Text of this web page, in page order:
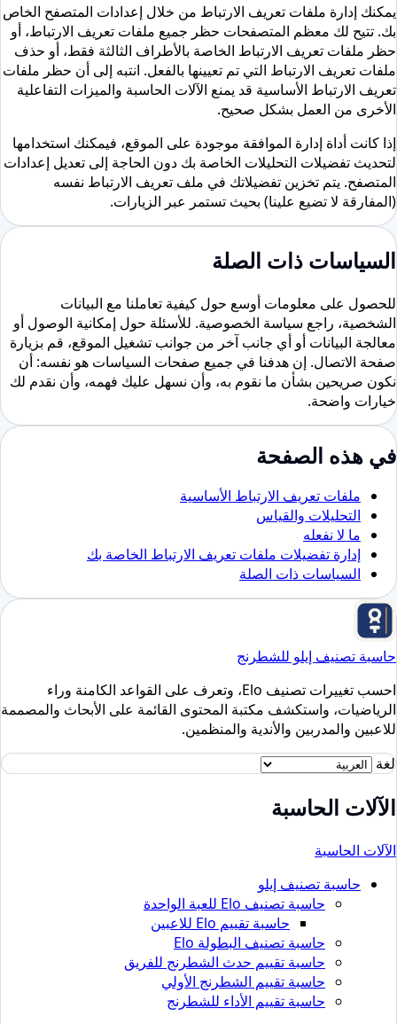
يمكنك إدارة ملفات تعريف الارتباط من خلال إعدادات المتصفح الخاص
بك. تتيح لك معظم المتصفحات حظر جميع ملفات تعريف الارتباط، أو
حظر ملفات تعريف الارتباط الخاصة بالأطراف الثالثة فقط، أو حذف
ملفات تعريف الارتباط التي تم تعيينها بالفعل. انتبه إلى أن حظر ملفات
تعريف الارتباط الأساسية قد يمنع الآلات الحاسبة والميزات التفاعلية
الأخرى من العمل بشكل صحيح.
إذا كانت أداة إدارة الموافقة موجودة على الموقع، فيمكنك استخدامها
لتحديث تفضيلات التحليلات الخاصة بك دون الحاجة إلى تعديل إعدادات
المتصفح. يتم تخزين تفضيلاتك في ملف تعريف الارتباط نفسه
(المفارقة لا تضيع علينا) بحيث تستمر عبر الزيارات.
السياسات ذات الصلة
للحصول على معلومات أوسع حول كيفية تعاملنا مع البيانات
الشخصية، راجع سياسة الخصوصية. للأسئلة حول إمكانية الوصول أو
معالجة البيانات أو أي جانب آخر من جوانب تشغيل الموقع، قم بزيارة
صفحة الاتصال. إن هدفنا في جميع صفحات السياسات هو نفسه: أن
نكون صريحين بشأن ما نقوم به، وأن نسهل عليك فهمه، وأن نقدم لك
خيارات واضحة.
في هذه الصفحة
ملفات تعريف الارتباط الأساسية
التحليلات والقياس
ما لا نفعله
إدارة تفضيلات ملفات تعريف الارتباط الخاصة بك
السياسات ذات الصلة
حاسبة تصنيف إيلو للشطرنج
احسب تغييرات تصنيف Elo، وتعرف على القواعد الكامنة وراء
الرياضيات، واستكشف مكتبة المحتوى القائمة على الأبحاث والمصممة
للاعبين والمدربين والأندية والمنظمين.
لغة
الآلات الحاسبة
الآلات الحاسبة
حاسبة تصنيف إيلو
حاسبة تصنيف Elo للعبة الواحدة
حاسبة تقييم Elo للاعبين
حاسبة تصنيف البطولة Elo
حاسبة تقييم حدث الشطرنج للفريق
حاسبة تقييم الشطرنج الأولي
حاسبة تقييم الأداء للشطرنج